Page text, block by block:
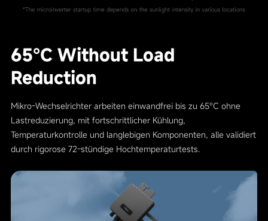
65°C Without Load
Reduction
Mikro-Wechselrichter arbeiten einwandfrei bis zu 65°C ohne
Lastreduzierung, mit fortschrittlicher Kühlung,
Temperaturkontrolle und langlebigen Komponenten, alle validiert
durch rigorose 72-stündige Hochtemperaturtests.